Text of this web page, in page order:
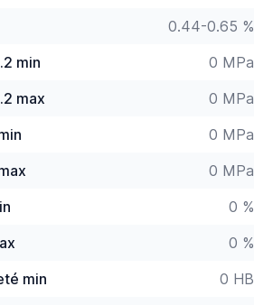
0.44-0.65 %
min
0 MPa
max
0 MPa
0 MPa
0 MPa
0 %
0 %
min
0 HB